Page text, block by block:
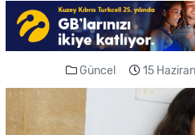
Güncel 15